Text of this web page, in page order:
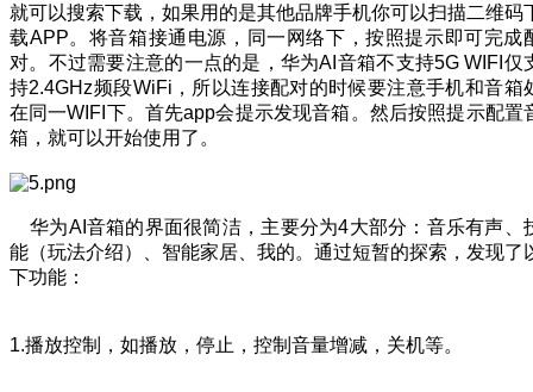
就可以搜索下载，如果用的是其他品牌手机你可以扫描二维码
载APP。将音箱接通电源，同一网络下，按照提示即可完成
对。不过需要注意的一点的是，华为AI音箱不支持5G WIFI仅
持2.4GHz频段WiFi，所以连接配对的时候要注意手机和音箱
在同一WIFI下。首先app会提示发现音箱。然后按照提示配置
箱，就可以开始使用了。
华为AI音箱的界面很简洁，主要分为4大部分：音乐有声、
能（玩法介绍）、智能家居、我的。通过短暂的探索，发现了
下功能：
1.播放控制，如播放，停止，控制音量增减，关机等。